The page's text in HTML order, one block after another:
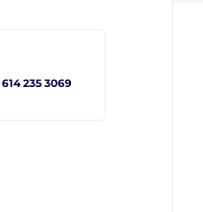
614 235 3069